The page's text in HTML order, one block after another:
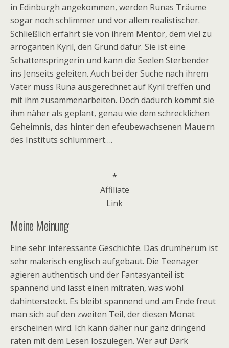
in Edinburgh angekommen, werden Runas Träume
sogar noch schlimmer und vor allem realistischer.
Schließlich erfährt sie von ihrem Mentor, dem viel zu
arroganten Kyril, den Grund dafür. Sie ist eine
Schattenspringerin und kann die Seelen Sterbender
ins Jenseits geleiten. Auch bei der Suche nach ihrem
Vater muss Runa ausgerechnet auf Kyril treffen und
mit ihm zusammenarbeiten. Doch dadurch kommt sie
ihm näher als geplant, genau wie dem schrecklichen
Geheimnis, das hinter den efeubewachsenen Mauern
des Instituts schlummert….
*
Affiliate
Link
Meine Meinung
Eine sehr interessante Geschichte. Das drumherum ist
sehr malerisch englisch aufgebaut. Die Teenager
agieren authentisch und der Fantasyanteil ist
spannend und lässt einen mitraten, was wohl
dahintersteckt. Es bleibt spannend und am Ende freut
man sich auf den zweiten Teil, der diesen Monat
erscheinen wird. Ich kann daher nur ganz dringend
raten mit dem Lesen loszulegen. Wer auf Dark